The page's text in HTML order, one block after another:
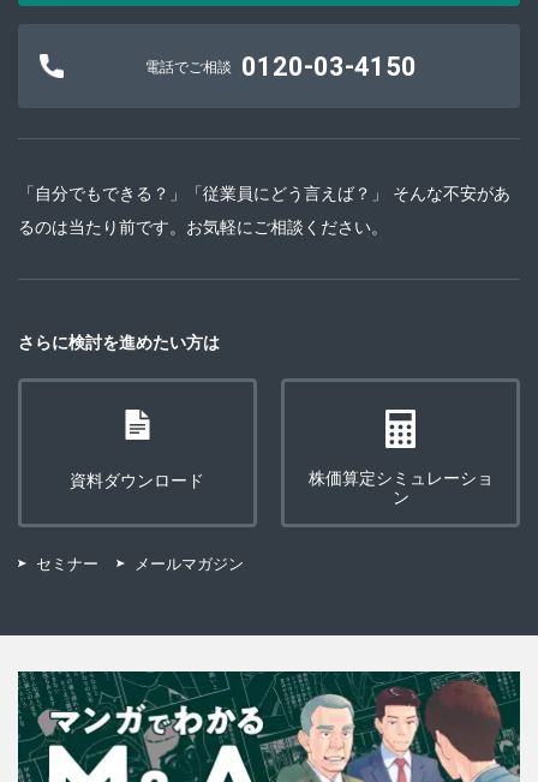
電話でご相談 0120-03-4150
「自分でもできる？」「従業員にどう言えば？」 そんな不安があ
るのは当たり前です。お気軽にご相談ください。
さらに検討を進めたい方は
資料ダウンロード
株価算定シミュレーショ
ン
セミナー メールマガジン